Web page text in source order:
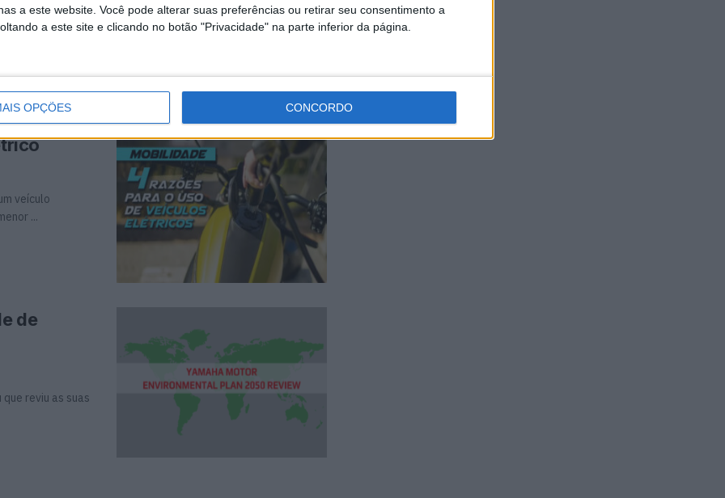
a este website. Você pode alterar suas preferências ou retirar seu consentimento a
a este site e clicando no botão "Privacidade" na parte inferior da página.
OPÇÕES CONCORDO
as vendas
de ...
veículo
...
de
reviu as suas